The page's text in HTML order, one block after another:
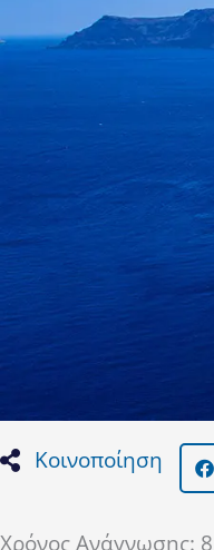
Κοινοποίηση
Χρόνος Ανάγνωσης: 8